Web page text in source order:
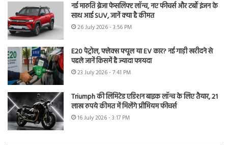
नई मारुति ब्रेजा फेसलिफ्ट लॉन्च, नए फीचर्स और टर्बो इंजन के
साथ आई SUV, जानें क्या है कीमत
26 July 2026 - 3:56 PM
E20 पेट्रोल, फ्लेक्स फ्यूल या EV कार? नई गाड़ी खरीदने से
पहले जानें किसमें है ज्यादा फायदा
23 July 2026 - 7:41 PM
Triumph की लिमिटेड एडिशन बाइक लॉन्च के लिए तैयार, 21
लाख रुपये कीमत में मिलेंगे प्रीमियम फीचर्स
16 July 2026 - 3:17 PM